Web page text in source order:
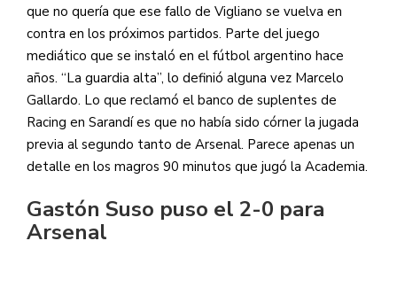
que no quería que ese fallo de Vigliano se vuelva en
contra en los próximos partidos. Parte del juego
mediático que se instaló en el fútbol argentino hace
años. “La guardia alta”, lo definió alguna vez Marcelo
Gallardo. Lo que reclamó el banco de suplentes de
Racing en Sarandí es que no había sido córner la jugada
previa al segundo tanto de Arsenal. Parece apenas un
detalle en los magros 90 minutos que jugó la Academia.
Gastón Suso puso el 2-0 para
Arsenal